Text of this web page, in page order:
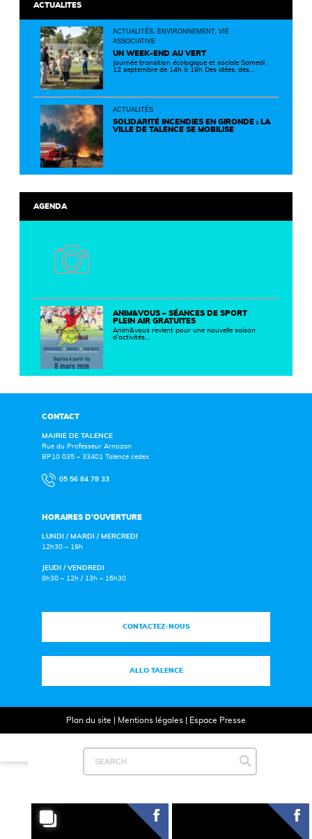
ACTUALITES
ACTUALITÉS, ENVIRONNEMENT, VIE
ASSOCIATIVE
UN WEEK-END AU VERT
Journée transition écologique et sociale Samedi
12 septembre de 14h à 19h Des idées, des
un territoire plus durable et solidaire.
ACTUALITÉS
SOLIDARITÉ INCENDIES EN GIRONDE : LA
VILLE DE TALENCE SE MOBILISE
AGENDA
ANIM&VOUS – SÉANCES DE SPORT
PLEIN AIR GRATUITES
Anim&vous revient pour une nouvelle saison
d’activités…
CONTACT
MAIRIE DE TALENCE
Rue du Professeur Arnozan
BP10 035 – 33401 Talence cedex
05 56 84 78 33
HORAIRES D’OUVERTURE
LUNDI / MARDI / MERCREDI
12h30 – 19h
JEUDI / VENDREDI
8h30 – 12h / 13h – 16h30
CONTACTEZ-NOUS
ALLO TALENCE
Plan du site Mentions légales| Espace Presse